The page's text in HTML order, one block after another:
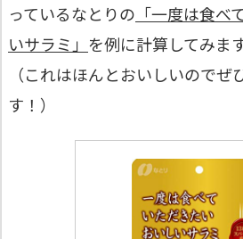
っているなとりの 「一度は食べ
いサラミ」 を例に計算してみます
（これはほんとおいしいのでぜ
す！）